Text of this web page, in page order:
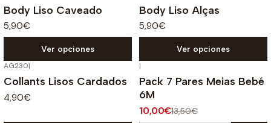
Body Liso Caveado
5,90€
Ver opciones
Body Liso Alças
5,90€
Ver opciones
AG230|
Collants Lisos Cardados
4,90€
|
Pack 7 Pares Meias Bebé
6M
10,00€13,50€